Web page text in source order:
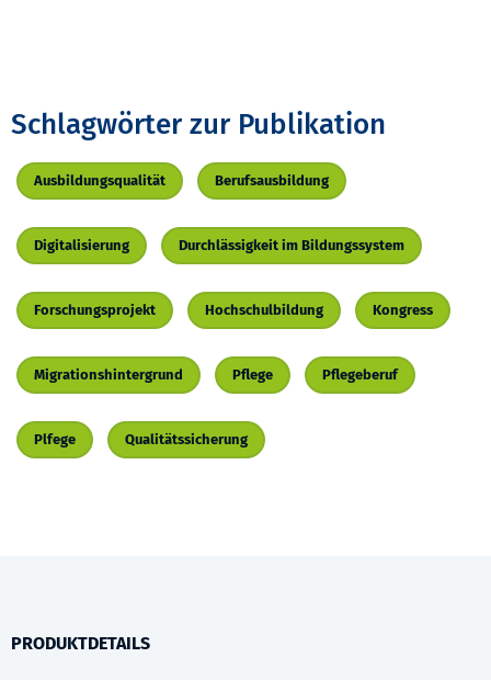
Schlagwörter zur Publikation
Ausbildungsqualität Berufsausbildung
Digitalisierung Durchlässigkeit im Bildungssystem
Forschungsprojekt Hochschulbildung Kongress
Migrationshintergrund Pflege Pflegeberuf
Plfege Qualitätssicherung
PRODUKTDETAILS